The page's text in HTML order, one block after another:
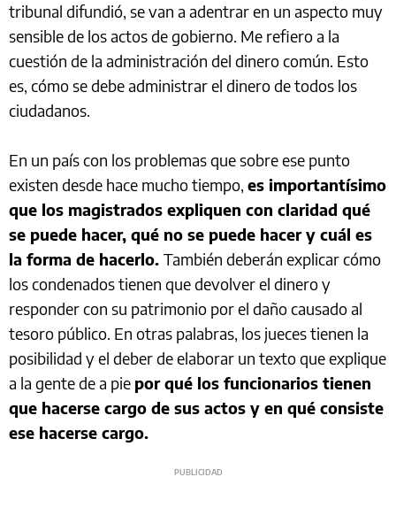
tribunal difundió, se van a adentrar en un aspecto muy
sensible de los actos de gobierno. Me refiero a la
cuestión de la administración del dinero común. Esto
es, cómo se debe administrar el dinero de todos los
ciudadanos.
En un país con los problemas que sobre ese punto
existen desde hace mucho tiempo, es importantísimo
que los magistrados expliquen con claridad qué
se puede hacer, qué no se puede hacer y cuál es
la forma de hacerlo. También deberán explicar cómo
los condenados tienen que devolver el dinero y
responder con su patrimonio por el daño causado al
tesoro público. En otras palabras, los jueces tienen la
posibilidad y el deber de elaborar un texto que explique
a la gente de a pie por qué los funcionarios tienen
que hacerse cargo de sus actos y en qué consiste
ese hacerse cargo.